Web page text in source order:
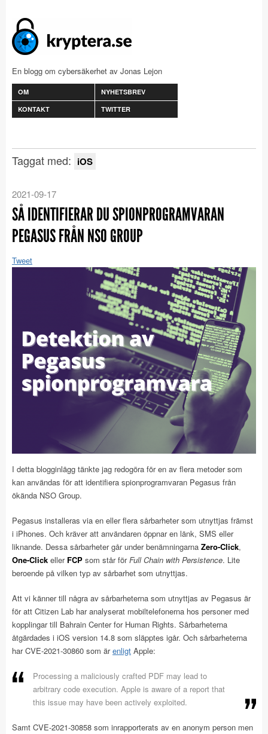
En blogg om cybersäkerhet av Jonas Lejon
OM
NYHETSBREV
KONTAKT
TWITTER
Taggat med: iOS
2021-09-17
SÅ IDENTIFIERAR DU SPIONPROGRAMVARAN
PEGASUS FRÅN NSO GROUP
Tweet
I detta blogginlägg tänkte jag redogöra för en av flera metoder som
kan användas för att identifiera spionprogramvaran Pegasus från
ökända NSO Group.
Pegasus installeras via en eller flera sårbarheter som utnyttjas främst
i iPhones. Och kräver att användaren öppnar en länk, SMS eller
liknande. Dessa sårbarheter går under benämningarna Zero-Click,
One-Click eller FCP som står förFull Chain with Persistence. Lite
beroende på vilken typ av sårbarhet som utnyttjas.
Att vi känner till några av sårbarheterna som utnyttjas av Pegasus är
för att Citizen Lab har analyserat mobiltelefonerna hos personer med
kopplingar till Bahrain Center for Human Rights. Sårbarheterna
åtgärdades i iOS version 14.8 som släpptes igår. Och sårbarheterna
har CVE-2021-30860 som ärenligt Apple:
Processing a maliciously crafted PDF may lead to
arbitrary code execution. Apple is aware of a report that
this issue may have been actively exploited.
Samt CVE-2021-30858 som inrapporterats av en anonym person men